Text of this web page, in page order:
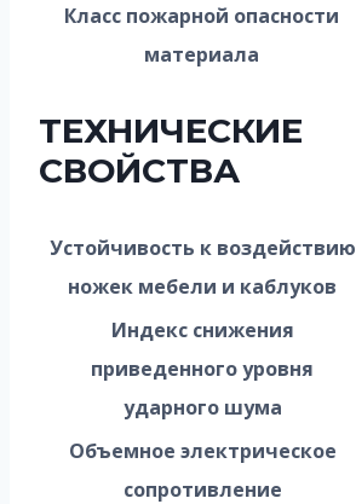
Класс пожарной опасности
материала
ТЕХНИЧЕСКИЕ
СВОЙСТВА
Устойчивость к воздействию
ножек мебели и каблуков
Индекс снижения
приведенного уровня
ударного шума
Объемное электрическое
сопротивление